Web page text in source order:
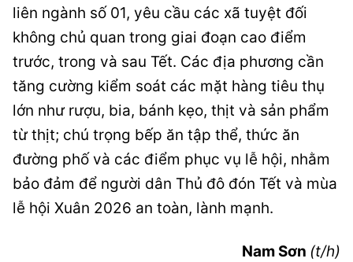
liên ngành số 01, yêu cầu các xã tuyệt đối
không chủ quan trong giai đoạn cao điểm
trước, trong và sau Tết. Các địa phương cần
tăng cường kiểm soát các mặt hàng tiêu thụ
lớn như rượu, bia, bánh kẹo, thịt và sản phẩm
từ thịt; chú trọng bếp ăn tập thể, thức ăn
đường phố và các điểm phục vụ lễ hội, nhằm
bảo đảm để người dân Thủ đô đón Tết và mùa
lễ hội Xuân 2026 an toàn, lành mạnh.
Nam Sơn (t/h)